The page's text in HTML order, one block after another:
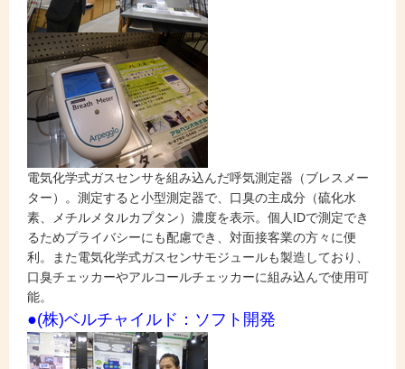
電気化学式ガスセンサを組み込んだ呼気測定器（ブレスメー
ター）。測定すると小型測定器で、口臭の主成分（硫化水
素、メチルメタルカプタン）濃度を表示。個人IDで測定でき
るためプライバシーにも配慮でき、対面接客業の方々に便
利。
また電気化学式ガスセンサモジュールも製造しており、
口臭チェッカーやアルコールチェッカーに組み込んで使用可
能。
●(株)ベルチャイルド：ソフト開発